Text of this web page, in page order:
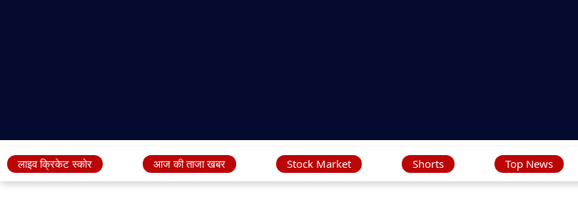
लाइव क्रिकेट स्कोर आज की ताजा खबर Stock Market Shorts Top News